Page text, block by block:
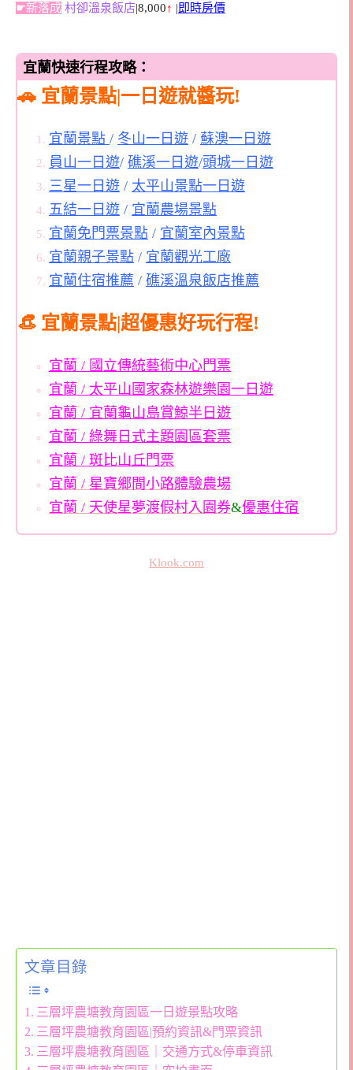
☛新落成 村卻溫泉飯店|8,000↑ |即時房價
宜蘭快速行程攻略：
🚗 宜蘭景點|一日遊就醬玩!
宜蘭景點 / 冬山一日遊 / 蘇澳一日遊
員山一日遊/ 礁溪一日遊/頭城一日遊
三星一日遊 / 太平山景點一日遊
五結一日遊 / 宜蘭農場景點
宜蘭免門票景點 / 宜蘭室內景點
宜蘭親子景點 / 宜蘭觀光工廠
宜蘭住宿推薦 / 礁溪溫泉飯店推薦
👒 宜蘭景點|超優惠好玩行程!
宜蘭 / 國立傳統藝術中心門票
宜蘭 / 太平山國家森林遊樂園一日遊
宜蘭 / 宜蘭龜山島賞鯨半日遊
宜蘭 / 綠舞日式主題園區套票
宜蘭 / 斑比山丘門票
宜蘭 / 星寶鄉間小路體驗農場
宜蘭 / 天使星夢渡假村入園券&優惠住宿
Klook.com
文章目錄
三層坪農塘教育園區一日遊景點攻略
三層坪農塘教育園區|預約資訊&門票資訊
三層坪農塘教育園區｜交通方式&停車資訊